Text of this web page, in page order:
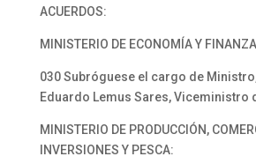
ACUERDOS:
MINISTERIO DE ECONOMÍA Y
030 Subróguese el cargo de
Eduardo Lemus Sares, Viceministro
MINISTERIO DE PRODUCCIÓN,
INVERSIONES Y PESCA: